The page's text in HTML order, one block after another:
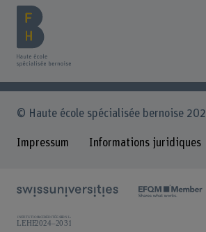
© Haute école spécialisée bernoise
Impressum Informations juridiques